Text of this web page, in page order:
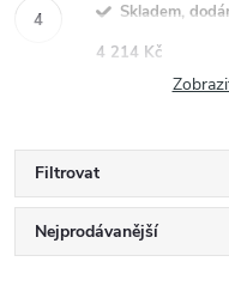
Skladem,
4 214 Kč
Filtrovat
Ř
Nejprodávanější